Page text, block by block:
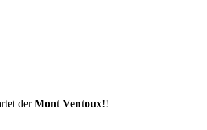
derMont Ventoux!!